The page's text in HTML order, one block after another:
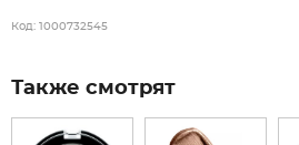
Код: 1000732545
Также смотрят